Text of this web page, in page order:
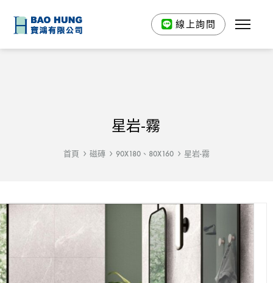
線上詢問
星岩-霧
首頁 磁磚 90X180、80X160 星岩-霧